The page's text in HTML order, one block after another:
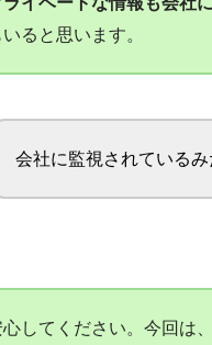
いると思います。
会社に監視されている
してください。今回は、